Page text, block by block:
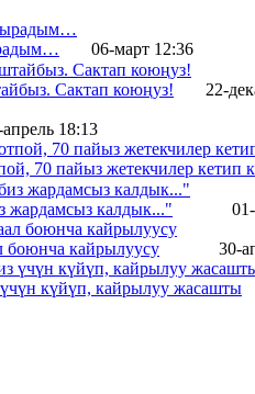
06-март 12:36
Сактап коюңуз! 22-
18:13
70 пайыз жетекчилер
жардамсыз калдык..."
боюнча кайрылуусу 30-
күйүп, кайрылуу жасашты